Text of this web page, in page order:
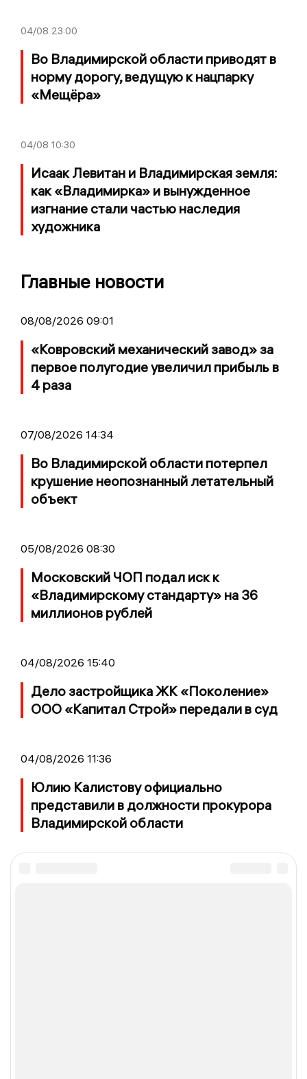
04/08 23:00
Во Владимирской области приводят в
норму дорогу, ведущую к нацпарку
«Мещёра»
04/08 10:30
Исаак Левитан и Владимирская земля:
как «Владимирка» и вынужденное
изгнание стали частью наследия
художника
Главные новости
08/08/2026 09:01
«Ковровский механический завод» за
первое полугодие увеличил прибыль в
4 раза
07/08/2026 14:34
Во Владимирской области потерпел
крушение неопознанный летательный
объект
05/08/2026 08:30
Московский ЧОП подал иск к
«Владимирскому стандарту» на 36
миллионов рублей
04/08/2026 15:40
Дело застройщика ЖК «Поколение»
ООО «Капитал Строй» передали в суд
04/08/2026 11:36
Юлию Калистову официально
представили в должности прокурора
Владимирской области